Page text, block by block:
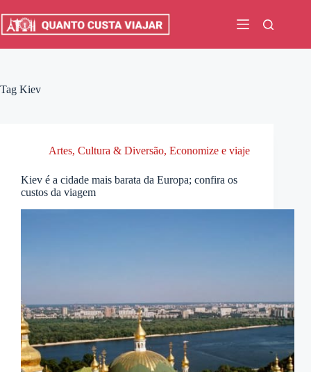
para
Tag Kiev
Artes, Cultura & Diversão, Economize e viaje
Kiev é a cidade mais barata da Europa; confira os
custos da viagem